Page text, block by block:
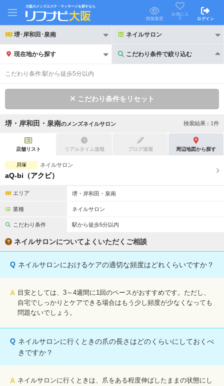
大阪のメンズエステ・マッサージを探すなら
閲覧履歴
お気に入
り
ログイン
堺･岸和田･泉南 ネイルサロン
現在地から探す こだわり条件で絞り込む
こだわり条件で絞り込む
初回割引あり リピーター割引あり
団体割引
2名様歓迎
完全個室
ペアルームあり シャワー室完備
フットバスあり 岩盤浴あり
日本人スタッフのみ 女性スタッフのみ
駅から徒歩5分以内
こだわり条件:駅から徒歩5分以内
こだわり条件をリセット
堺・岸和田・泉南の メンズネイルサロン 検索結果 : 1件
店舗リスト リアルタイム速報 ブログ速報 周辺地図から探す
貝塚 ネイルサロン
aQ-bi（アクビ）
エリア 堺・岸和田・泉南
業種 ネイルサロン
こだわり条件 駅から徒歩5分以内
ネイルサロンについてよくいただくご相談
Q ネイルサロンにおけるケアの適切な頻度はどれくらいですか？
A 目安としては、3～4週間に1回のペースがおすすめです。ただし、
自宅でしっかりとケアできる場合はもう少し頻度が少なくなっても
問題ないでしょう。
Q ネイルサロンに行くときの爪の長さはどのくらいにしておくべ
きですか？
A ネイルサロンに行くときは、爪をある程度伸ばしたままの状態にし